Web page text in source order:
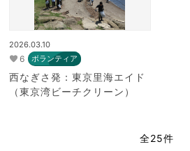
2026.03.10
6 ボランティア
西なぎさ発：東京里海エイド
（東京湾ビーチクリーン）
全25件